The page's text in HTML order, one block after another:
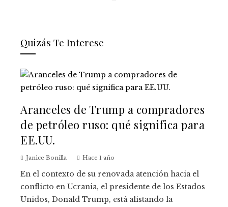
Quizás Te Interese
Aranceles de Trump a compradores
de petróleo ruso: qué significa para
EE.UU.
Janice Bonilla Hace 1 año
En el contexto de su renovada atención hacia el
conflicto en Ucrania, el presidente de los Estados
Unidos, Donald Trump, está alistando la